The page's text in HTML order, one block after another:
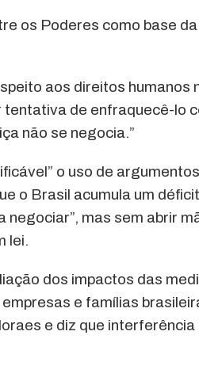
os Poderes como base da
aos direitos humanos
tentativa de enfraquecê-lo
não se negocia.”
o uso de
o Brasil acumula um
negociar”, mas sem abrir
lei.
dos impactos das
e famílias
e diz que interferência